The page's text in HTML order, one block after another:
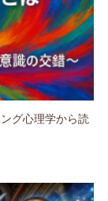
グ心理学から読